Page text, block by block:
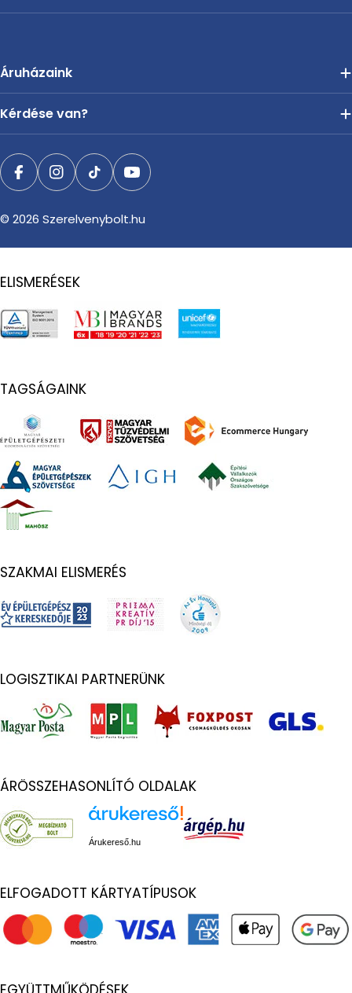
Áruházaink
Kérdése van?
FacebookInstagram
TikTokYouTube
© 2026 Szerelvenybolt.hu
ELISMERÉSEK
TAGSÁGAINK
SZAKMAI ELISMERÉS
LOGISZTIKAI PARTNERÜNK
ÁRÖSSZEHASONLÍTÓ OLDALAK
Árukereső.hu
ELFOGADOTT KÁRTYATÍPUSOK